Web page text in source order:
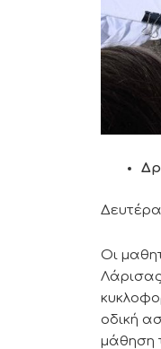
Οι
οδική
μάθηση